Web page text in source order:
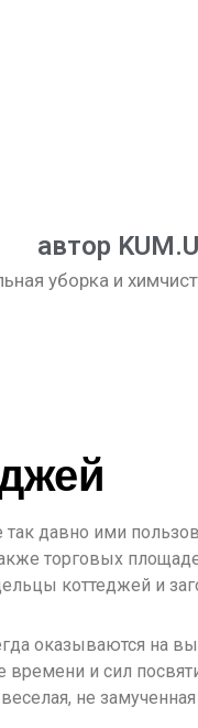
автор
уборка и
так давно ими
торговых
коттеджей и
оказываются на
и сил
не